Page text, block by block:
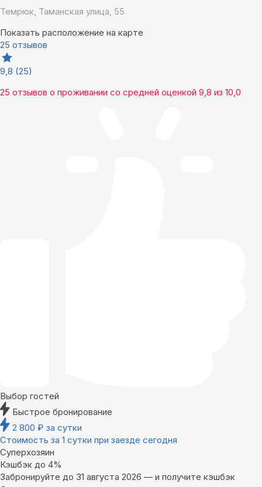
Темрюк, Таманская улица, 55
Показать расположение на карте
25 отзывов
9,8 (25)
25 отзывов о проживании со средней оценкой 9,8 из 10,0
Выбор гостей
Быстрое бронирование
2 800 ₽ за сутки
Стоимость за 1 сутки при заезде сегодня
Суперхозяин
Кэшбэк до 4%
Забронируйте до 31 августа 2026 — и получите кэшбэк